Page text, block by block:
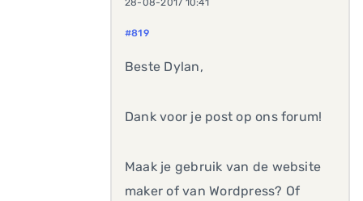
28-08-2017 10:41
#819
Beste Dylan,
Dank voor je post op ons forum!
Maak je gebruik van de website
maker of van Wordpress? Of